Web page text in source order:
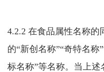
4.2.2 在食品属性名称的
的“新创名称”“奇特名称
标名称”等名称。当上述